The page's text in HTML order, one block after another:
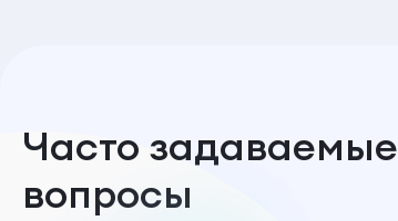
Часто задаваемые
вопросы